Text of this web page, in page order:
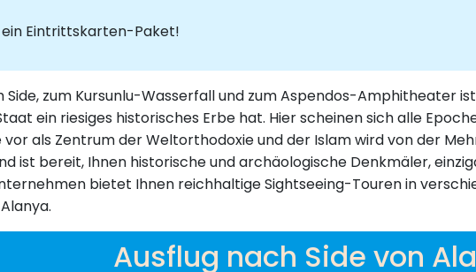
ein Eintrittskarten-Paket!
Side, zum Kursunlu-Wasserfall und zum Aspendos-Amphitheater
ein riesiges historisches Erbe hat. Hier scheinen sich alle
als Zentrum der Weltorthodoxie und der Islam wird von der
ist bereit, Ihnen historische und archäologische Denkmäler,
bietet Ihnen reichhaltige Sightseeing-Touren in
Ausflug nach Side von